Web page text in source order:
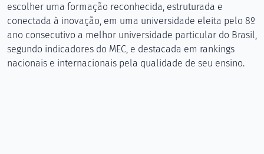
escolher uma formação reconhecida, estruturada e
conectada à inovação, em uma universidade eleita pelo 8º
ano consecutivo a melhor universidade particular do Brasil,
segundo indicadores do MEC, e destacada em rankings
nacionais e internacionais pela qualidade de seu ensino.